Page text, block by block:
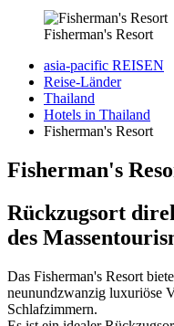
Fisherman's Resort
asia-pacific REISEN
Reise-Länder
Thailand
Hotels in Thailand
Fisherman's Resort
Fisherman's
Rückzugsort
des
Das Fisherman's Resort
neunundzwanzig luxuriöse
Schlafzimmern.